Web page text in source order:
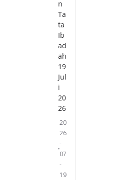
n
Ta
ta
Ib
ad
ah
19
Jul
i
20
26
20
26
-
07
-
19